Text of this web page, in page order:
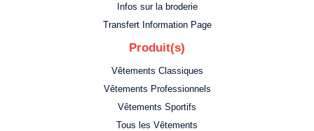
Infos sur la broderie
Transfert Information Page
Produit(s)
Vêtements Classiques
Vêtements Professionnels
Vêtements Sportifs
Tous les Vêtements